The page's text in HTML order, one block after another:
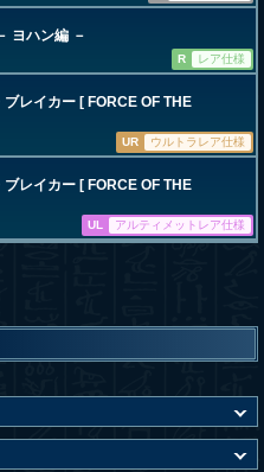
ヨハン編 －
R
レア仕様
レイカー [ FORCE OF THE
UR
ウルトラレア仕様
レイカー [ FORCE OF THE
UL アルティメットレア仕様